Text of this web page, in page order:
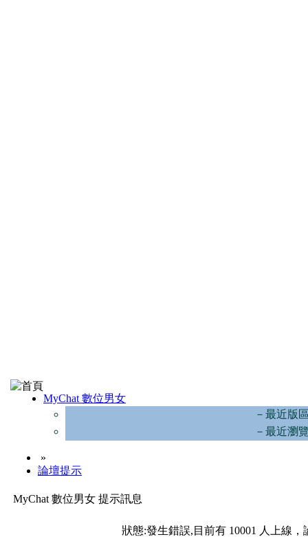
MyChat 數位男女
－最近版
－最近瀏
»
論壇提示
MyChat 數位男女 提示訊息
狀態:發生錯誤,目前有 10001 人上線